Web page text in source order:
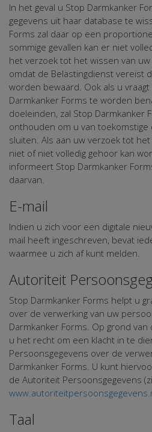
In het geval u Stop Darmkanker
gegevens uit haar database te
Forms zal daar op een
sommige gevallen kan er niet
het verzoek tot het wissen van
omdat de Belastingdienst vereist
worden bewaard. Ook als u
Darmkanker Forms te worden
doeleinden, zal Stop Darmkanker
onthouden om u van toekomstige
sluiten. Als aan uw verzoek tot
niet of niet volledig gehoor kan
informeert Stop Darmkanker
daarvan.
E-mail
Indien u zich voor een digitale
mail heeft ingeschreven, bevat
waarmee u zich af kunt melden.
Autoriteit
Stop Darmkanker Forms helpt u
over de verwerking van uw
Darmkanker Forms. Op grond
u het recht om een klacht in te
Persoonsgegevens over de
Darmkanker Forms. U kunt
de Autoriteit Persoonsgegevens
Taal